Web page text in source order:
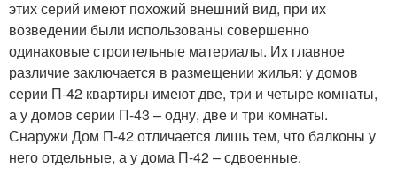
этих серий имеют похожий внешний вид, при их
возведении были использованы совершенно
одинаковые строительные материалы. Их главное
различие заключается в размещении жилья: у домов
серии П-42 квартиры имеют две, три и четыре комнаты,
а у домов серии П-43 – одну, две и три комнаты.
Снаружи Дом П-42 отличается лишь тем, что балконы у
него отдельные, а у дома П-42 – сдвоенные.